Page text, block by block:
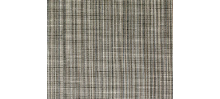
t
a
r
r
a
t
i
n
g